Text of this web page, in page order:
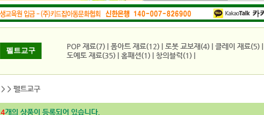
1 2 3 4
펠트교구 POP 재료(7) 폼아트 재료(12) 로봇 교보재(4) 클레이 재료(5)
도예토 재료(35)
홈패션(1) 창의블럭(1)
> > 펠트교구
4개의 상품이 등록되어 있습니다.